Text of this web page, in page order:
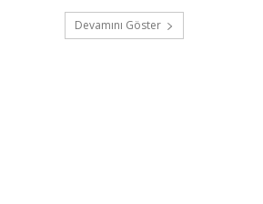
Devamını Göster